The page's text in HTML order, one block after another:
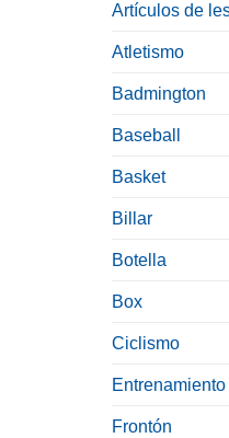
Artículos de
Atletismo
Badmington
Baseball
Basket
Billar
Botella
Box
Ciclismo
Entrenamiento
Frontón